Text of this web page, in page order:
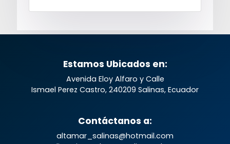
Estamos Ubicados en:
Avenida Eloy Alfaro y Calle
Ismael Perez Castro, 240209 Salinas, Ecuador
Contáctanos a:
altamar_salinas@hotmail.com